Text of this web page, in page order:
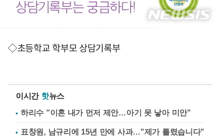
◇초등학교 학부모 상담기록부
이시간 핫뉴스
하리수 "이혼 내가 먼저 제안…아기 못 낳아 미안"
표창원, 남규리에 15년 만에 사과…"제가 틀렸습니다"